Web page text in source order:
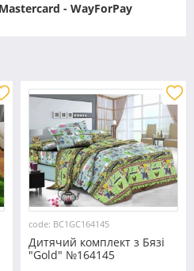
- WayForPay
code: BC1GC164145
Дитячий комплект з Бязі
"Gold" №164145